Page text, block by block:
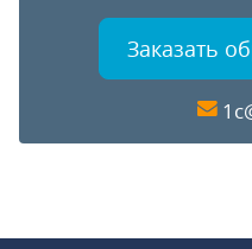
Заказать